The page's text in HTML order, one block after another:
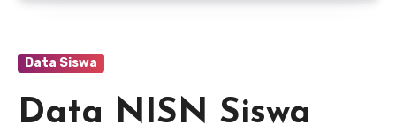
Data Siswa
Data NISN Siswa